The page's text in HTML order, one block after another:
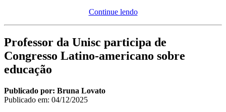
Continue lendo
Professor da Unisc participa de
Congresso Latino-americano sobre
educação
Publicado por: Bruna Lovato
Publicado em: 04/12/2025